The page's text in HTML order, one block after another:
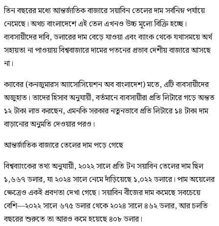
তিন বছরের মধ্যে আন্তর্জাতিক বাজারে সয়াবিন তেলের দাম সর্বনিম্ন পর্যায়ে
নেমেছে। অথচ বাংলাদেশে এই তেল এখনও উচ্চ মূল্যে বিক্রি হচ্ছে।
ব্যবসায়ীদের দাবি, ডলারের দাম বেড়ে যাওয়া এবং ব্যাংক থেকে যথাসময়ে অর্থ
সহায়তা না পাওয়ায় বিশ্ববাজারে দামের পতনের প্রভাব দেশীয় বাজারে আসছে
না।
ক্যাবের (কনজুমারস অ্যাসোসিয়েশন অব বাংলাদেশ) মতে, এটি ব্যবসায়ীদের
অজুহাত। তাদের হিসাব অনুযায়ী, বর্তমানে ব্যবসায়ীরা প্রতি লিটারে গড়ে অন্তত
১২ টাকা লাভ করছেন, এমনকি সরকার নতুনভাবে প্রতি লিটারে ১৪ টাকা দাম
বাড়ানোর অনুমতি দেওয়ার পরও।
আন্তর্জাতিক বাজারে তেলের দাম পড়ে গেছে
বিশ্বব্যাংকের তথ্য অনুযায়ী, ২০২২ সালে প্রতি টন সয়াবিন তেলের দাম ছিল
১,৬৬৭ ডলার, যা ২০২৪ সালে নেমে দাঁড়িয়েছে ১,০২২ ডলারে। পাম অয়েলের
ক্ষেত্রেও একই প্রবণতা দেখা গেছে। সয়াবিন বীজের দাম কমেছে সবচেয়ে
বেশি—২০২২ সালে ৬৭৫ ডলার থেকে ২০২৪ সালে ৪৬২ ডলার, আর চলতি
বছরের শুরুতে তা আরও কমে হয়েছে ৪০৮ ডলার।